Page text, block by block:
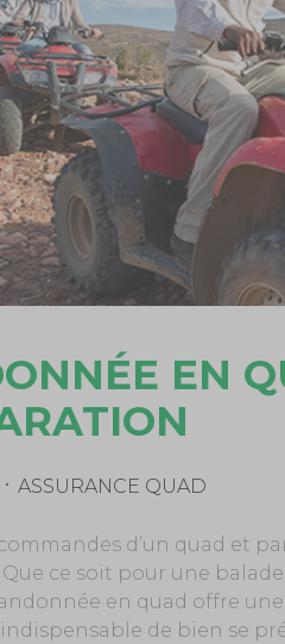
EN
ASSURANCE QUAD
d’un quad et
ce soit pour une
en quad offre
indispensable de bien se